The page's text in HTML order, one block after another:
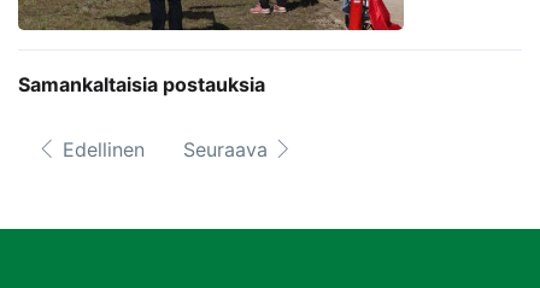
Samankaltaisia postauksia
Edellinen Seuraava